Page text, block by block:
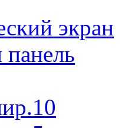
экран
панель